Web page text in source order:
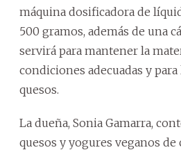
máquina dosificadora de
500 gramos, además de una
servirá para mantener la
condiciones adecuadas y
quesos.
La dueña, Sonia Gamarra,
quesos y yogures veganos de